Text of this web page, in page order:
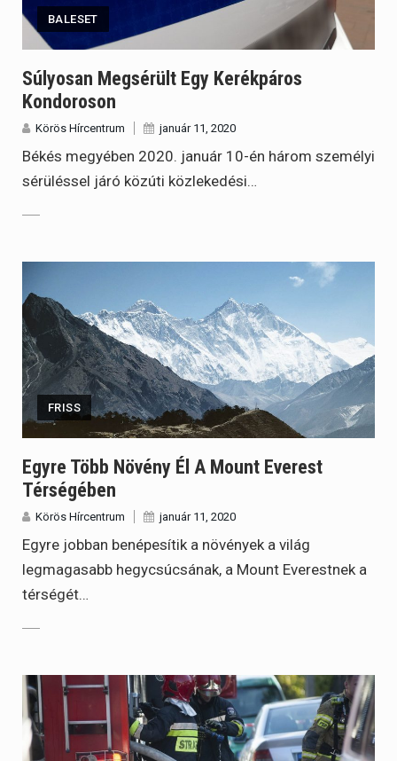
BALESET
Súlyosan Megsérült Egy Kerékpáros
Kondoroson
Körös Hírcentrum január 11, 2020
Békés megyében 2020. január 10-én három személyi
sérüléssel járó közúti közlekedési…
FRISS
Egyre Több Növény Él A Mount Everest
Térségében
Körös Hírcentrum január 11, 2020
Egyre jobban benépesítik a növények a világ
legmagasabb hegycsúcsának, a Mount Everestnek a
térségét…